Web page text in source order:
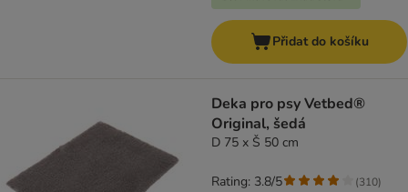
Přidat do košíku
Deka pro psy Vetbed®
Original, šedá
D 75 x Š 50 cm
Rating: 3.8/5 (310)